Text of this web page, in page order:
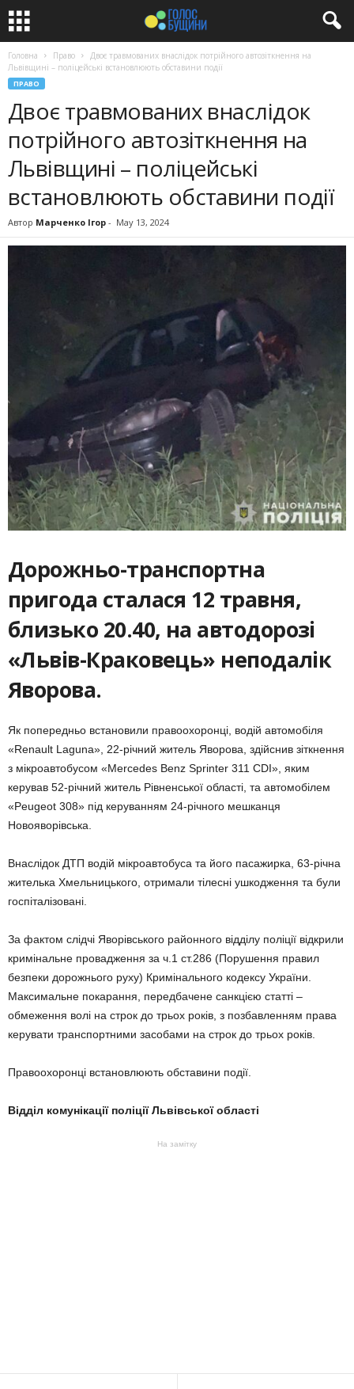
Головна Право
Двоє травмованих внаслідок потрійного автозіткнення на
Львівщині – поліцейські встановлюють обставини події
ПРАВО
Двоє травмованих внаслідок
потрійного автозіткнення на
Львівщині – поліцейські
встановлюють обставини події
Автор Марченко Ігор - May 13, 2024
Дорожньо-транспортна
пригода сталася 12 травня,
близько 20.40, на автодорозі
«Львів-Краковець» неподалік
Яворова.
Як попередньо встановили правоохоронці, водій автомобіля
«Renault Laguna», 22-річний житель Яворова, здійснив зіткнення
з мікроавтобусом «Mercedes Benz Sprinter 311 CDI», яким
керував 52-річний житель Рівненської області, та автомобілем
«Peugeot 308» під керуванням 24-річного мешканця
Новояворівська.
Внаслідок ДТП водій мікроавтобуса та його пасажирка, 63-річна
жителька Хмельницького, отримали тілесні ушкодження та були
госпіталізовані.
За фактом слідчі Яворівського районного відділу поліції відкрили
кримінальне провадження за ч.1 ст.286 (Порушення правил
безпеки дорожнього руху) Кримінального кодексу України.
Максимальне покарання, передбачене санкцією статті –
обмеження волі на строк до трьох років, з позбавленням права
керувати транспортними засобами на строк до трьох років.
Правоохоронці встановлюють обставини події.
Відділ комунікації поліції Львівської області
На замітку